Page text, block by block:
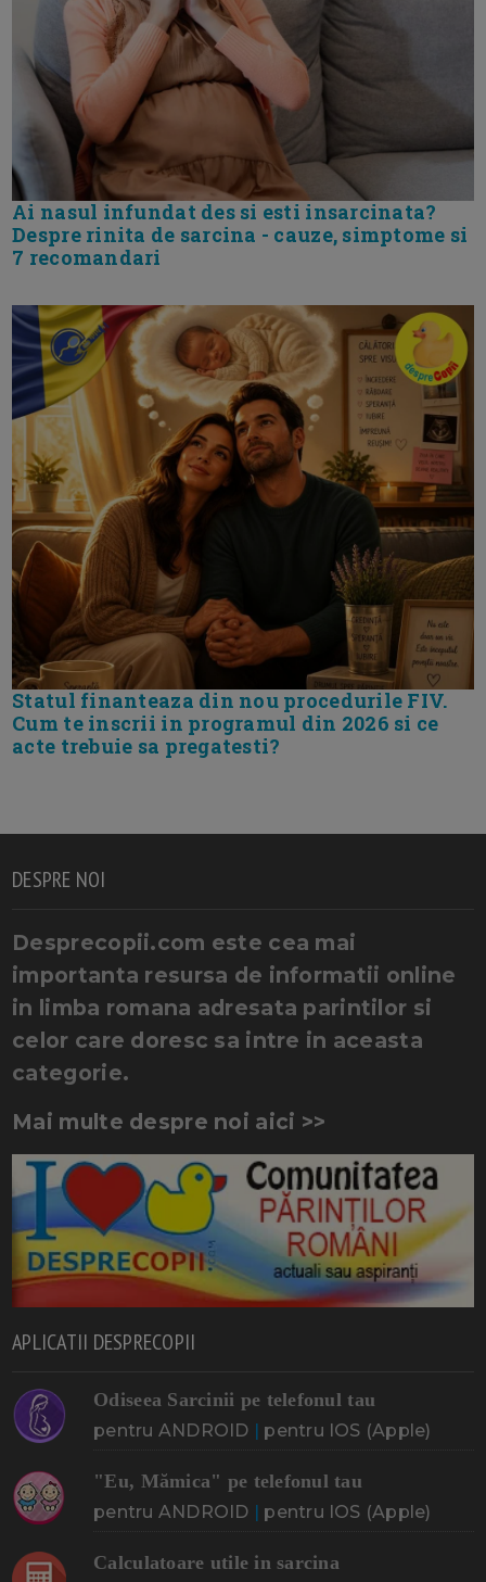
Ai nasul infundat des si esti insarcinata?
Despre rinita de sarcina - cauze, simptome si
7 recomandari
Statul finanteaza din nou procedurile FIV.
Cum te inscrii in programul din 2026 si ce
acte trebuie sa pregatesti?
DESPRE NOI
Desprecopii.com este cea mai
importanta resursa de informatii online
in limba romana adresata parintilor si
celor care doresc sa intre in aceasta
categorie.
Mai multe despre noi aici >>
APLICATII DESPRECOPII
Odiseea Sarcinii pe telefonul tau
pentru ANDROID pentru IOS (Apple)
"Eu, Mămica" pe telefonul tau
pentru ANDROID pentru IOS (Apple)
Calculatoare utile in sarcina